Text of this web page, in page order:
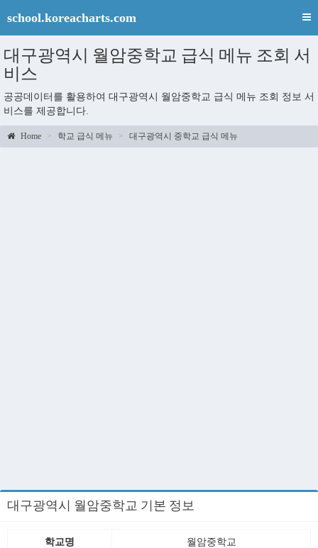
school.koreacharts.com
대구광역시 월암중학교 급식 메뉴 조회 서
비스
공공데이터를 활용하여 대구광역시 월암중학교 급식 메뉴 조회 정보 서
비스를 제공합니다.
Home 학교 급식 메뉴 대구광역시 중학교 급식 메뉴
대구광역시 월암중학교 기본 정보
학교명 월암중학교